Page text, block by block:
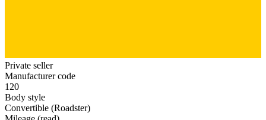
Private seller
Manufacturer code
120
Body style
Convertible (Roadster)